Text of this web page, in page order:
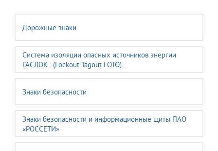
Дорожные знаки
Система изоляции опасных источников энергии
ГАСЛОК - (Lockout Tagout LOTO)
Знаки безопасности
Знаки безопасности и информационные щиты ПАО
«РОССЕТИ»